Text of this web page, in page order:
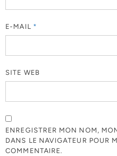
E-MAIL *
SITE WEB
ENREGISTRER MON NOM,
DANS LE NAVIGATEUR POUR
COMMENTAIRE.